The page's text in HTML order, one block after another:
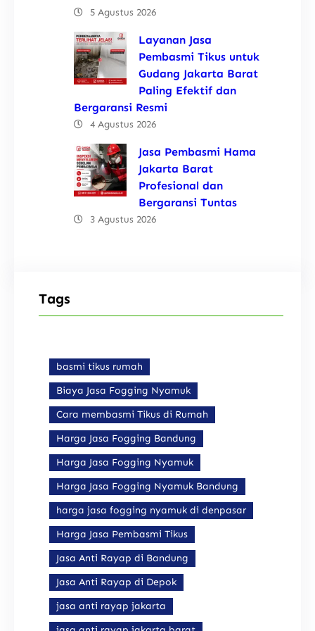
5 Agustus 2026
Layanan Jasa
Pembasmi Tikus untuk
Gudang Jakarta Barat
Paling Efektif dan
Bergaransi Resmi
4 Agustus 2026
Jasa Pembasmi Hama
Jakarta Barat
Profesional dan
Bergaransi Tuntas
3 Agustus 2026
Tags
basmi tikus rumah
Biaya Jasa Fogging Nyamuk
Cara membasmi Tikus di Rumah
Harga Jasa Fogging Bandung
Harga Jasa Fogging Nyamuk
Harga Jasa Fogging Nyamuk Bandung
harga jasa fogging nyamuk di denpasar
Harga Jasa Pembasmi Tikus
Jasa Anti Rayap di Bandung
Jasa Anti Rayap di Depok
jasa anti rayap jakarta